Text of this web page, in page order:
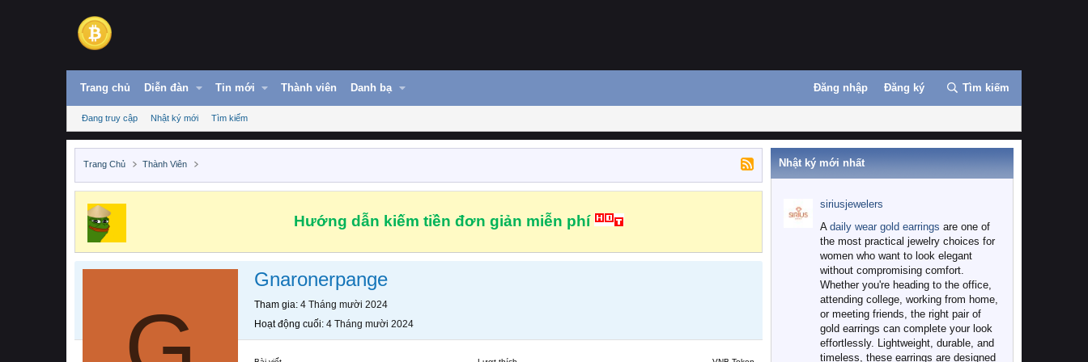
Trang chủ Diễn đàn Tin mới Thành viên Danh bạ Đăng nhập Đăng ký Tìm kiếm
Đang truy cập Nhật ký mới Tìm kiếm
Trang Chủ Thành Viên
Hướng dẫn kiếm tiền đơn giản miễn phí
Gnaronerpange
Tham gia 4 Tháng mười 2024
Hoạt động cuối 4 Tháng mười 2024
Nhật ký mới nhất
siriusjewelers
A daily wear gold earrings are one of
the most practical jewelry choices for
women who want to look elegant
without compromising comfort.
Whether you're heading to the office,
attending college, working from home,
or meeting friends, the right pair of
gold earrings can complete your look
effortlessly. Lightweight, durable, and
timeless, these earrings are designed